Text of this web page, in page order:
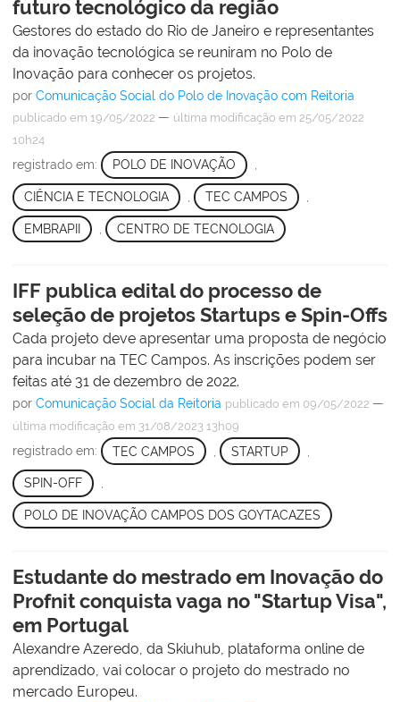
futuro tecnológico da região
Gestores do estado do Rio de Janeiro e representantes
da inovação tecnológica se reuniram no Polo de
Inovação para conhecer os projetos.
por Comunicação Social do Polo de Inovação com Reitoria
publicado em 19/05/2022 — última modificação em 25/05/2022
10h24
registrado em: POLO DE INOVAÇÃO ,
CIÊNCIA E TECNOLOGIA TEC CAMPOS
EMBRAPII CENTRO DE TECNOLOGIA
IFF publica edital do processo de
seleção de projetos Startups e Spin-Offs
Cada projeto deve apresentar uma proposta de negócio
para incubar na TEC Campos. As inscrições podem ser
feitas até 31 de dezembro de 2022.
por Comunicação Social da Reitoria publicado em 09/05/2022 —
última modificação em 31/08/2023 13h09
registrado em: TEC CAMPOS STARTUP
SPIN-OFF ,
POLO DE INOVAÇÃO CAMPOS DOS GOYTACAZES
Estudante do mestrado em Inovação do
Profnit conquista vaga no "Startup Visa",
em Portugal
Alexandre Azeredo, da Skiuhub, plataforma online de
aprendizado, vai colocar o projeto do mestrado no
mercado Europeu.